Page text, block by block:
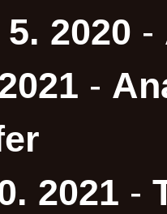
2020 -
-
2021 -